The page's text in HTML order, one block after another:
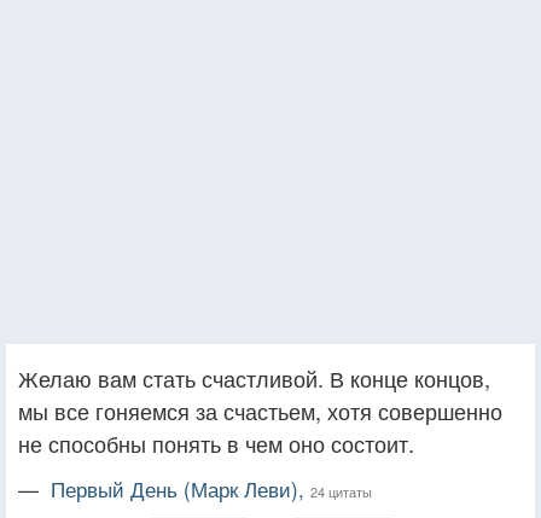
Желаю вам стать счастливой. В конце концов,
мы все гоняемся за счастьем, хотя совершенно
не способны понять в чем оно состоит.
— Первый День (Марк Леви), 24 цитаты